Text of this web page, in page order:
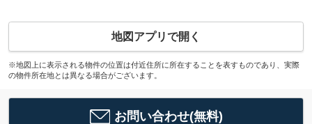
地図アプリで開く
※地図上に表示される物件の位置は付近住所に所在することを表すものであり、実際
の物件所在地とは異なる場合がございます。
お問い合わせ(無料)